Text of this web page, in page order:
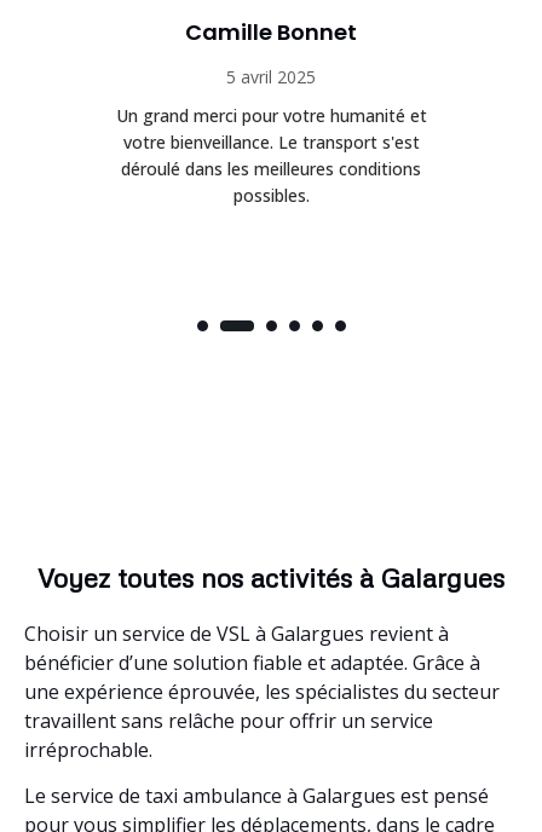
Camille Bonnet
5 avril 2025
Un grand merci pour votre humanité et
votre bienveillance. Le transport s'est
déroulé dans les meilleures conditions
possibles.
Voyez toutes nos activités à Galargues
Choisir un service de VSL à Galargues revient à
bénéficier d’une solution fiable et adaptée. Grâce à
une expérience éprouvée, les spécialistes du secteur
travaillent sans relâche pour offrir un service
irréprochable.
Le service de taxi ambulance à Galargues est pensé
pour vous simplifier les déplacements, dans le cadre